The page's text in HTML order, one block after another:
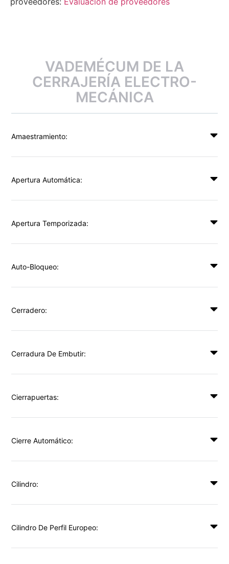
VADEMÉCUM DE LA
CERRAJERÍA ELECTRO-
MECÁNICA
Amaestramiento:
Apertura Automática:
Apertura Temporizada:
Auto-Bloqueo:
Cerradero:
Cerradura De Embutir:
Cierrapuertas:
Cierre Automático:
Cilindro:
Cilindro De Perfil Europeo: